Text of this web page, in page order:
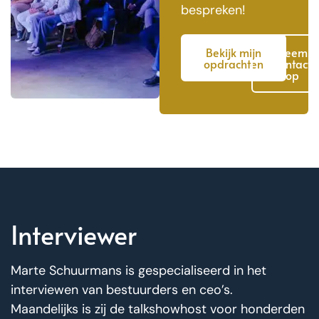
bespreken!
Bekijk mijn
opdrachten
Neem
contact
op
Interviewer
Marte Schuurmans is gespecialiseerd in het
interviewen van bestuurders en ceo’s.
Maandelijks is zij de talkshowhost voor honderden